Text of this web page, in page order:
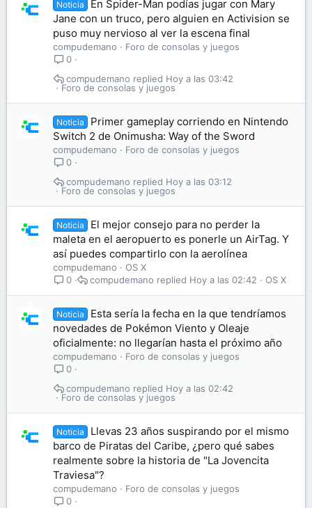
Noticia
En Spider-Man podías jugar con Mary
Jane con un truco, pero alguien en Activision se
puso muy nervioso al ver la escena final
compudemano
Foro de consolas y juegos
0
Foro de consolas y juegos
Hoy a las 03:42
compudemano
Noticia
Primer gameplay corriendo en Nintendo
Switch 2 de Onimusha: Way of the Sword
compudemano
Foro de consolas y juegos
0
Foro de consolas y juegos
Hoy a las 03:12
compudemano
Noticia
El mejor consejo para no perder la
maleta en el aeropuerto es ponerle un AirTag. Y
así puedes compartirlo con la aerolínea
compudemano
OS X
0
OS X
Hoy a las 02:42
compudemano
Noticia
Esta sería la fecha en la que tendríamos
novedades de Pokémon Viento y Oleaje
oficialmente: no llegarían hasta el próximo año
compudemano
Foro de consolas y juegos
0
Foro de consolas y juegos
Hoy a las 02:42
compudemano
Noticia
Llevas 23 años suspirando por el mismo
barco de Piratas del Caribe, ¿pero qué sabes
realmente sobre la historia de "La Jovencita
Traviesa"?
compudemano
Foro de consolas y juegos
0